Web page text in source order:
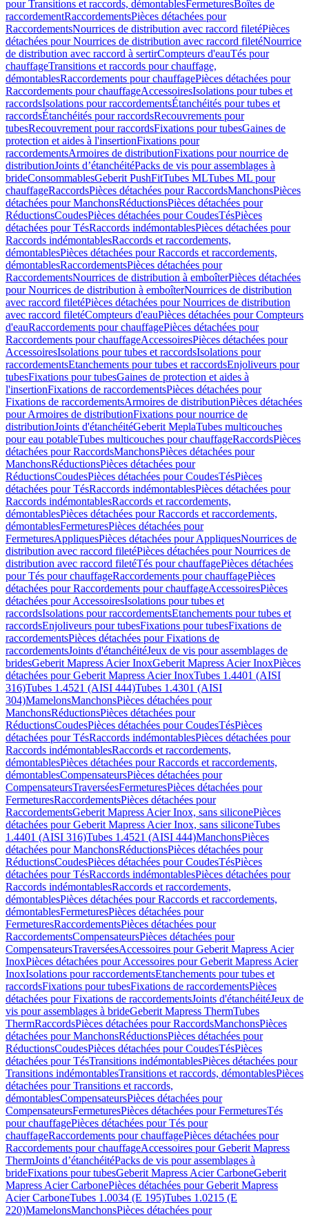
pour Transitions et raccords, démontablesFermeturesBoîtes de
raccordementRaccordementsPièces détachées pour
RaccordementsNourrices de distribution avec raccord filetéPièces
détachées pour Nourrices de distribution avec raccord filetéNourrice
de distribution avec raccord à sertirCompteurs d'eauTés pour
chauffageTransitions et raccords pour chauffage,
démontablesRaccordements pour chauffagePièces détachées pour
Raccordements pour chauffageAccessoiresIsolations pour tubes et
raccordsIsolations pour raccordementsÉtanchéités pour tubes et
raccordsÉtanchéités pour raccordsRecouvrements pour
tubesRecouvrement pour raccordsFixations pour tubesGaines de
protection et aides à l'insertionFixations pour
raccordementsArmoires de distributionFixations pour nourrice de
distributionJoints d’étanchéitéPacks de vis pour assemblages à
brideConsommablesGeberit PushFitTubes MLTubes ML pour
chauffageRaccordsPièces détachées pour RaccordsManchonsPièces
détachées pour ManchonsRéductionsPièces détachées pour
RéductionsCoudesPièces détachées pour CoudesTésPièces
détachées pour TésRaccords indémontablesPièces détachées pour
Raccords indémontablesRaccords et raccordements,
démontablesPièces détachées pour Raccords et raccordements,
démontablesRaccordementsPièces détachées pour
RaccordementsNourrices de distribution à emboîterPièces détachées
pour Nourrices de distribution à emboîterNourrices de distribution
avec raccord filetéPièces détachées pour Nourrices de distribution
avec raccord filetéCompteurs d'eauPièces détachées pour Compteurs
d'eauRaccordements pour chauffagePièces détachées pour
Raccordements pour chauffageAccessoiresPièces détachées pour
AccessoiresIsolations pour tubes et raccordsIsolations pour
raccordementsEtanchements pour tubes et raccordsEnjoliveurs pour
tubesFixations pour tubesGaines de protection et aides à
l'insertionFixations de raccordementsPièces détachées pour
Fixations de raccordementsArmoires de distributionPièces détachées
pour Armoires de distributionFixations pour nourrice de
distributionJoints d'étanchéitéGeberit MeplaTubes multicouches
pour eau potableTubes multicouches pour chauffageRaccordsPièces
détachées pour RaccordsManchonsPièces détachées pour
ManchonsRéductionsPièces détachées pour
RéductionsCoudesPièces détachées pour CoudesTésPièces
détachées pour TésRaccords indémontablesPièces détachées pour
Raccords indémontablesRaccords et raccordements,
démontablesPièces détachées pour Raccords et raccordements,
démontablesFermeturesPièces détachées pour
FermeturesAppliquesPièces détachées pour AppliquesNourrices de
distribution avec raccord filetéPièces détachées pour Nourrices de
distribution avec raccord filetéTés pour chauffagePièces détachées
pour Tés pour chauffageRaccordements pour chauffagePièces
détachées pour Raccordements pour chauffageAccessoiresPièces
détachées pour AccessoiresIsolations pour tubes et
raccordsIsolations pour raccordementsEtanchements pour tubes et
raccordsEnjoliveurs pour tubesFixations pour tubesFixations de
raccordementsPièces détachées pour Fixations de
raccordementsJoints d'étanchéitéJeux de vis pour assemblages de
bridesGeberit Mapress Acier InoxGeberit Mapress Acier InoxPièces
détachées pour Geberit Mapress Acier InoxTubes 1.4401 (AISI
316)Tubes 1.4521 (AISI 444)Tubes 1.4301 (AISI
304)MamelonsManchonsPièces détachées pour
ManchonsRéductionsPièces détachées pour
RéductionsCoudesPièces détachées pour CoudesTésPièces
détachées pour TésRaccords indémontablesPièces détachées pour
Raccords indémontablesRaccords et raccordements,
démontablesPièces détachées pour Raccords et raccordements,
démontablesCompensateursPièces détachées pour
CompensateursTraverséesFermeturesPièces détachées pour
FermeturesRaccordementsPièces détachées pour
RaccordementsGeberit Mapress Acier Inox, sans siliconePièces
détachées pour Geberit Mapress Acier Inox, sans siliconeTubes
1.4401 (AISI 316)Tubes 1.4521 (AISI 444)ManchonsPièces
détachées pour ManchonsRéductionsPièces détachées pour
RéductionsCoudesPièces détachées pour CoudesTésPièces
détachées pour TésRaccords indémontablesPièces détachées pour
Raccords indémontablesRaccords et raccordements,
démontablesPièces détachées pour Raccords et raccordements,
démontablesFermeturesPièces détachées pour
FermeturesRaccordementsPièces détachées pour
RaccordementsCompensateursPièces détachées pour
CompensateursTraverséesAccessoires pour Geberit Mapress Acier
InoxPièces détachées pour Accessoires pour Geberit Mapress Acier
InoxIsolations pour raccordementsEtanchements pour tubes et
raccordsFixations pour tubesFixations de raccordementsPièces
détachées pour Fixations de raccordementsJoints d'étanchéitéJeux de
vis pour assemblages à brideGeberit Mapress ThermTubes
ThermRaccordsPièces détachées pour RaccordsManchonsPièces
détachées pour ManchonsRéductionsPièces détachées pour
RéductionsCoudesPièces détachées pour CoudesTésPièces
détachées pour TésTransitions indémontablesPièces détachées pour
Transitions indémontablesTransitions et raccords, démontablesPièces
détachées pour Transitions et raccords,
démontablesCompensateursPièces détachées pour
CompensateursFermeturesPièces détachées pour FermeturesTés
pour chauffagePièces détachées pour Tés pour
chauffageRaccordements pour chauffagePièces détachées pour
Raccordements pour chauffageAccessoires pour Geberit Mapress
ThermJoints d’étanchéitéPacks de vis pour assemblages à
brideFixations pour tubesGeberit Mapress Acier CarboneGeberit
Mapress Acier CarbonePièces détachées pour Geberit Mapress
Acier CarboneTubes 1.0034 (E 195)Tubes 1.0215 (E
220)MamelonsManchonsPièces détachées pour